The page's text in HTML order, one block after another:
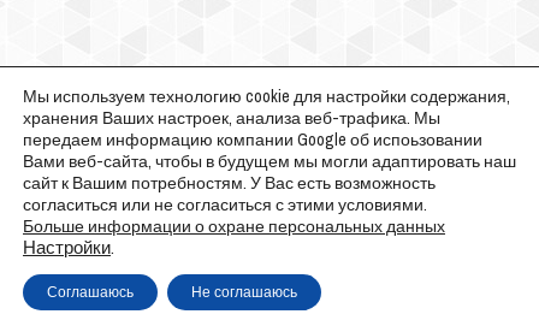
Мы используем технологию cookie для настройки содержания,
хранения Ваших настроек, анализа веб-трафика. Мы
передаем информацию компании Google об испоьзовании
Вами веб-сайта, чтобы в будущем мы могли адаптировать наш
сайт к Вашим потребностям. У Вас есть возможность
согласиться или не согласиться с этими условиями.
Больше информации о охране персональных данных
Настройки.
Соглашаюсь Не соглашаюсь